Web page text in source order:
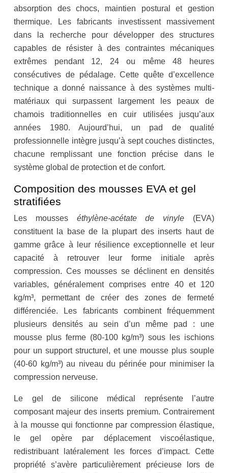
absorption des chocs, maintien postural et gestion
thermique. Les fabricants investissent massivement
dans la recherche pour développer des structures
capables de résister à des contraintes mécaniques
extrêmes pendant 12, 24 ou même 48 heures
consécutives de pédalage. Cette quête d’excellence
technique a donné naissance à des systèmes multi-
matériaux qui surpassent largement les peaux de
chamois traditionnelles en cuir utilisées jusqu’aux
années 1980. Aujourd’hui, un pad de qualité
professionnelle intègre jusqu’à sept couches distinctes,
chacune remplissant une fonction précise dans le
système global de protection et de confort.
Composition des mousses EVA et gel
stratifiées
Les mousses éthylène-acétate de vinyle (EVA)
constituent la base de la plupart des inserts haut de
gamme grâce à leur résilience exceptionnelle et leur
capacité à retrouver leur forme initiale après
compression. Ces mousses se déclinent en densités
variables, généralement comprises entre 40 et 120
kg/m³, permettant de créer des zones de fermeté
différenciée. Les fabricants combinent fréquemment
plusieurs densités au sein d’un même pad : une
mousse plus ferme (80-100 kg/m³) sous les ischions
pour un support structurel, et une mousse plus souple
(40-60 kg/m³) au niveau du périnée pour minimiser la
compression nerveuse.
Le gel de silicone médical représente l’autre
composant majeur des inserts premium. Contrairement
à la mousse qui fonctionne par compression élastique,
le gel opère par déplacement viscoélastique,
redistribuant latéralement les forces d’impact. Cette
propriété s’avère particulièrement précieuse lors de